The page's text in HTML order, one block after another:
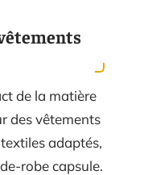
de la matière
des vêtements
adaptés,
robe capsule.